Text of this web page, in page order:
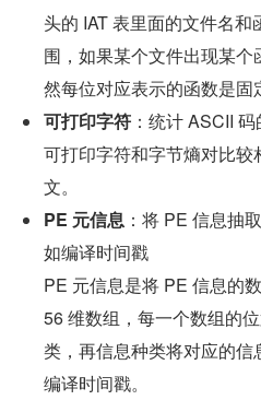
头的 IAT 表里面的文件名
围，如果某个文件出现某
然每位对应表示的函数是固
可打印字符 ：统计 ASCII
可打印字符和字节熵对比
文。
PE 元信息 ：将 PE 信息抽
如编译时间戳
PE 元信息是将 PE 信息的
56 维数组，每一个数组的
类，再信息种类将对应的
编译时间戳。